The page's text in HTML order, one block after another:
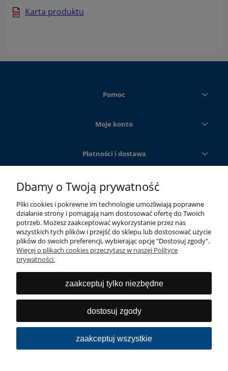
Karta produktu
Pomoc
Moje konto
Płatności i dostawa
Informacje
O nas
Szeroka gama innowacyjnych produktów, wysokiej
jakości do niszowych segmentów rynku sanitarnego i
budowlanego.
Dbamy o Twoją prywatność
Pliki cookies i pokrewne im technologie umożliwiają poprawne
działanie strony i pomagają nam dostosować ofertę do Twoich
potrzeb. Możesz zaakceptować wykorzystanie przez nas
wszystkich tych plików i przejść do sklepu lub dostosować użycie
plików do swoich preferencji, wybierając opcję "Dostosuj zgody".
Więcej o plikach cookies przeczytasz w naszej Polityce
prywatności.
zaakceptuj tylko niezbędne
dostosuj zgody
zaakceptuj wszystkie